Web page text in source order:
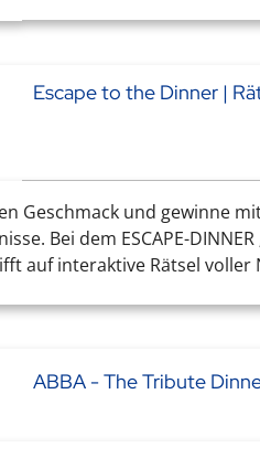
Escape to the Dinner |
Geschmack und gewinne
Bei dem ESCAPE-
auf interaktive Rätsel voller
ABBA - The Tribute